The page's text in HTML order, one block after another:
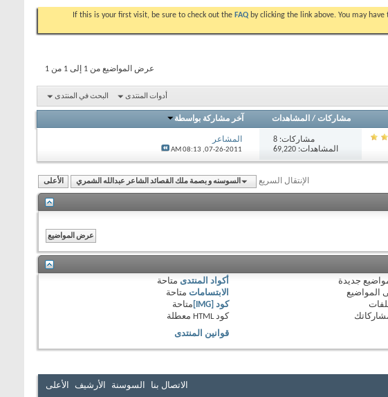
If this is your first visit, be sure to check out the FAQ by clicking the link above. You may have
عرض المواضيع من 1 إلى 1 من 1
أدوات المنتدى البحث في المنتدى
مشاركات / المشاهدات آخر مشاركة بواسطة
مشاركات:8
المشاهدات: 69,220
المشاعر
07-26-2011,
08:13 AM
الإنتقال السريع السوسنه و بصمة ملك القصائد الشاعر عبدالله الشمري الأعلى
جديدة
المواضيع
أكواد المنتدى متاحة
الابتسامات متاحة
كود [IMG]
متاحة
كود HTML
معطلة
قوانين المنتدى
الاتصال بنا السوسنة الأرشيف الأعلى